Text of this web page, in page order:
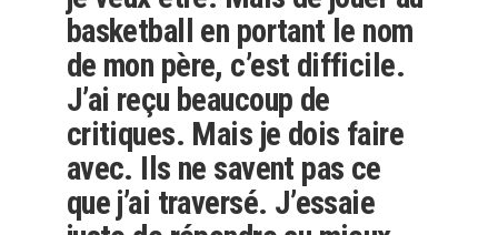
basketball en portant le nom
de mon père, c’est difficile.
J’ai reçu beaucoup de
critiques. Mais je dois faire
avec. Ils ne savent pas ce
que j’ai traversé. J’essaie